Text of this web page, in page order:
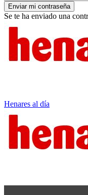
Se te ha enviado una
Henares al día